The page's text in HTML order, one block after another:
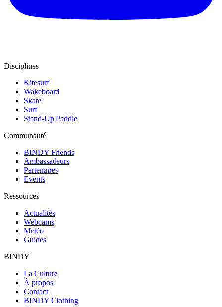
Disciplines
Kitesurf
Wakeboard
Skate
Surf
Stand-Up Paddle
Communauté
BINDY Friends
Ambassadeurs
Partenaires
Events
Ressources
Actualités
Webcams
Météo
Guides
BINDY
La Culture
À propos
Contact
BINDY Clothing